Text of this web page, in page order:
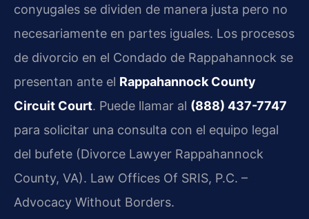
conyugales se dividen de manera justa pero no
necesariamente en partes iguales. Los procesos
de divorcio en el Condado de Rappahannock se
presentan ante el Rappahannock County
Circuit Court. Puede llamar al (888) 437-7747
para solicitar una consulta con el equipo legal
del bufete (Divorce Lawyer Rappahannock
County, VA). Law Offices Of SRIS, P.C. –
Advocacy Without Borders.